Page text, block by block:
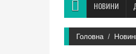
НОВИНИ
Головна